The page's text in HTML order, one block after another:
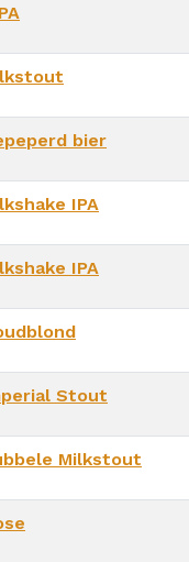
bier
IPA
IPA
Stout
Milkstout